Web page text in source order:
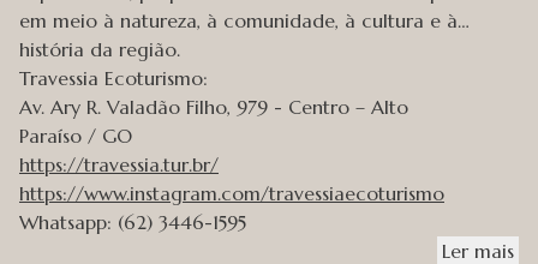
em meio à natureza, à comunidade, à cultura e à
história da região.
Travessia Ecoturismo:
Av. Ary R. Valadão Filho, 979 - Centro – Alto
Paraíso / GO
https://travessia.tur.br/
https://www.instagram.com/travessiaecoturismo
Whatsapp: (62) 3446-1595
Ler mais